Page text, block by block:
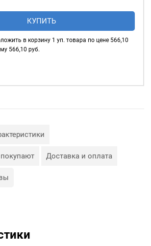
КУПИТЬ
в корзину 1 уп. товара по цене 566,10
566,10 руб.
Доставка и оплата